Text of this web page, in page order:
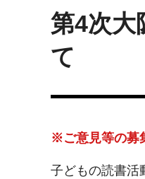
第4次大
て
※ご意見等の募
子どもの読書活